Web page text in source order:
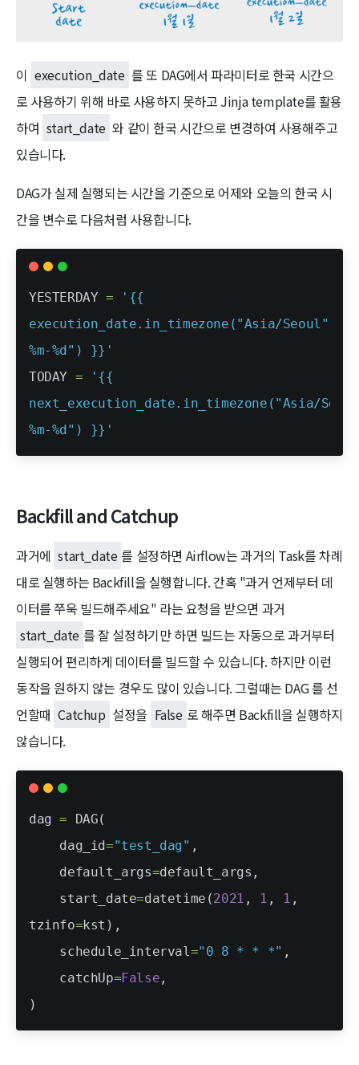
이 execution_date 를 또 DAG에서 파라미터로 한국 시간으
로 사용하기 위해 바로 사용하지 못하고 Jinja template를 활용
하여 start_date 와 같이 한국 시간으로 변경하여 사용해주고
있습니다.
DAG가 실제 실행되는 시간을 기준으로 어제와 오늘의 한국 시
간을 변수로 다음처럼 사용합니다.
Backfill and Catchup
과거에 start_date 를 설정하면 Airflow는 과거의 Task를 차례
대로 실행하는 Backfill을 실행합니다. 간혹 "과거 언제부터 데
이터를 쭈욱 빌드해주세요" 라는 요청을 받으면 과거
start_date 를 잘 설정하기만 하면 빌드는 자동으로 과거부터
실행되어 편리하게 데이터를 빌드할 수 있습니다. 하지만 이런
동작을 원하지 않는 경우도 많이 있습니다. 그럴때는 DAG 를 선
언할때 Catchup 설정을 False 로 해주면 Backfill을 실행하지
않습니다.